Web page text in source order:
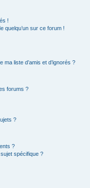
!
quelqu’un sur ce forum !
liste d’amis et d’ignorés ?
forums ?
?
?
spécifique ?